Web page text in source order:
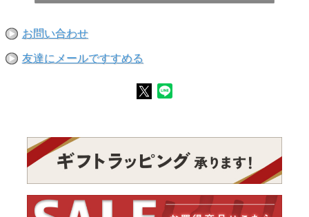
お問い合わせ
友達にメールですすめる